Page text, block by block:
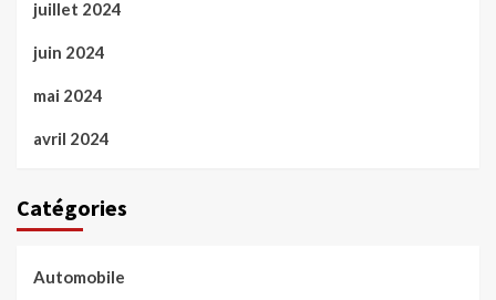
juillet 2024
juin 2024
mai 2024
avril 2024
Catégories
Automobile